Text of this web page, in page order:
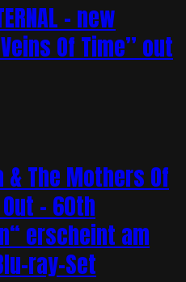
– new
Of Time” out
The Mothers Of
– 60th
erscheint am
ray-Set